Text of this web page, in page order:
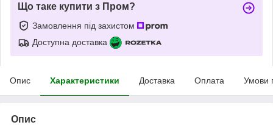
Що таке купити з Пром?
Замовлення під захистом
Доступна доставка
Опис Характеристики Доставка Оплата Умови
Опис